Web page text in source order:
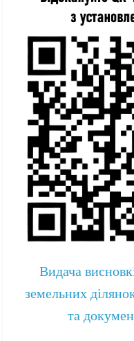
Видача
земельних
та